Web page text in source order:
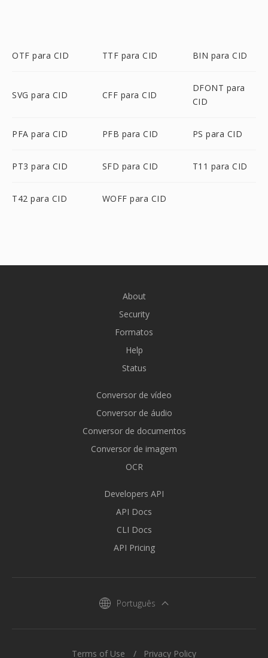
OTF para CID TTF para CID BIN para CID
SVG para CID CFF para CID
DFONT para
CID
PFA para CID PFB para CID PS para CID
PT3 para CID SFD para CID T11 para CID
T42 para CID WOFF para CID
About
Security
Formatos
Help
Status
Conversor de vídeo
Conversor de áudio
Conversor de documentos
Conversor de imagem
OCR
Developers API
API Docs
CLI Docs
API Pricing
Português
Terms of Use Privacy Policy